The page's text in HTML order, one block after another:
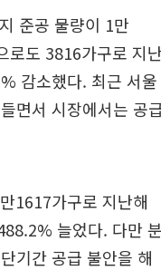
준공 물량이 1만
로도 3816가구로 지난
감소했다. 최근 서울
면서 시장에서는 공
1617가구로 지난해
늘었다. 다만 분
기간 공급 불안을 해